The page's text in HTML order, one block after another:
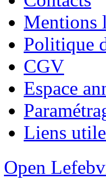
Mentions
Politique
CGV
Espace
Liens
Open